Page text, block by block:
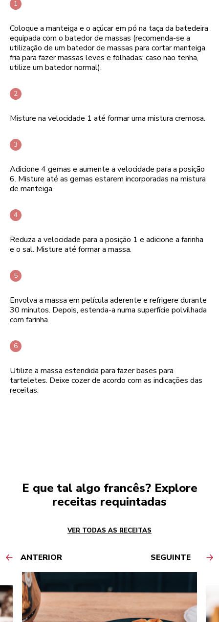
Coloque a manteiga e o açúcar em pó na taça da batedeira
equipada com o batedor de massas (recomenda-se a
utilização de um batedor de massas para cortar manteiga
fria para fazer massas leves e folhadas; caso não tenha,
utilize um batedor normal).
Misture na velocidade 1 até formar uma mistura cremosa.
Adicione 4 gemas e aumente a velocidade para a posição
6. Misture até as gemas estarem incorporadas na mistura
de manteiga.
Reduza a velocidade para a posição 1 e adicione a farinha
e o sal. Misture até formar a massa.
Envolva a massa em película aderente e refrigere durante
30 minutos. Depois, estenda-a numa superfície polvilhada
com farinha.
Utilize a massa estendida para fazer bases para
tarteletes. Deixe cozer de acordo com as indicações das
receitas.
E que tal algo francês? Explore
receitas requintadas
VER TODAS AS RECEITAS
ANTERIOR SEGUINTE